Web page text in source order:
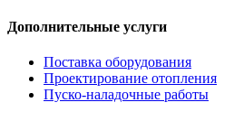
Дополнительные услуги
Поставка оборудования
Проектирование отопления
Пуско-наладочные работы